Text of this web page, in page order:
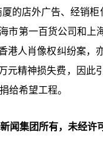
的店外广告、经销柜
市第一百货公司和上
港人肖像权纠纷案，
元精神损失费，因此
给希望工程。
闻集团所有，未经许